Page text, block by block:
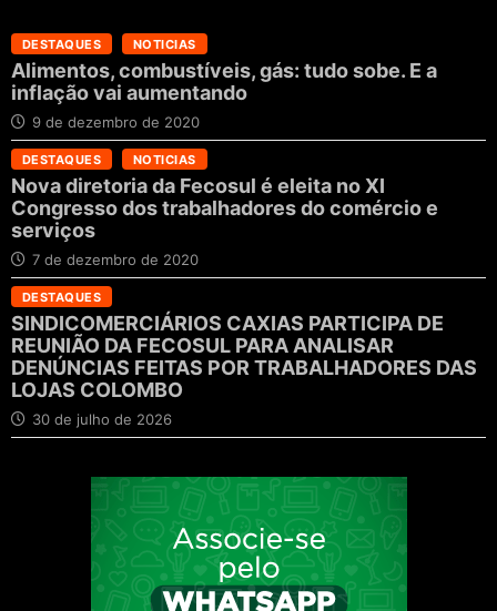
DESTAQUES NOTICIAS
Alimentos, combustíveis, gás: tudo sobe. E a
inflação vai aumentando
9 de dezembro de 2020
DESTAQUES NOTICIAS
Nova diretoria da Fecosul é eleita no XI
Congresso dos trabalhadores do comércio e
serviços
7 de dezembro de 2020
DESTAQUES
SINDICOMERCIÁRIOS CAXIAS PARTICIPA DE
REUNIÃO DA FECOSUL PARA ANALISAR
DENÚNCIAS FEITAS POR TRABALHADORES DAS
LOJAS COLOMBO
30 de julho de 2026